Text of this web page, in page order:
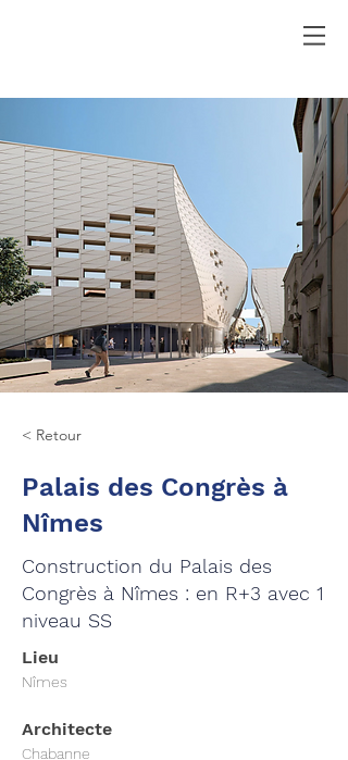
< Retour
Palais des Congrès à
Nîmes
Construction du Palais des
Congrès à Nîmes : en R+3 avec 1
niveau SS
Lieu
Nîmes
Architecte
Chabanne